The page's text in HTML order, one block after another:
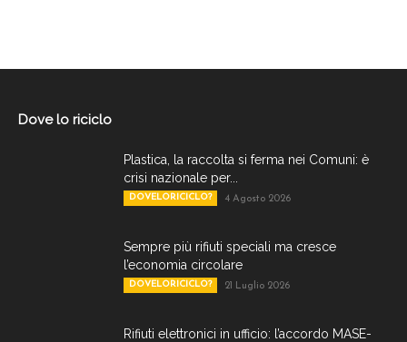
Dove lo riciclo
Plastica, la raccolta si ferma nei Comuni: è
crisi nazionale per...
DOVELORICICLO? 4 Agosto 2026
Sempre più rifiuti speciali ma cresce
l’economia circolare
DOVELORICICLO? 21 Luglio 2026
Rifiuti elettronici in ufficio: l’accordo MASE-